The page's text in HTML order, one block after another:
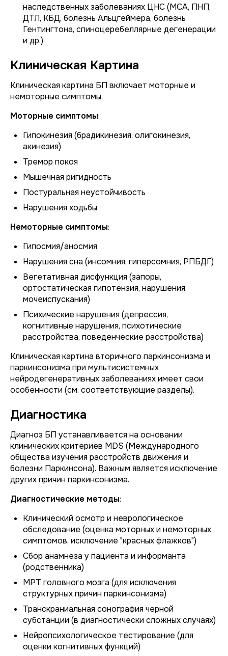
наследственных заболеваниях ЦНС (МСА, ПНП,
ДТЛ, КБД, болезнь Альцгеймера, болезнь
Гентингтона, спиноцеребеллярные дегенерации
и др.)
Клиническая Картина
Клиническая картина БП включает моторные и
немоторные симптомы.
Моторные симптомы:
Гипокинезия (брадикинезия, олигокинезия,
акинезия)
Тремор покоя
Мышечная ригидность
Постуральная неустойчивость
Нарушения ходьбы
Немоторные симптомы:
Гипосмия/аносмия
Нарушения сна (инсомния, гиперсомния, РПБДГ)
Вегетативная дисфункция (запоры,
ортостатическая гипотензия, нарушения
мочеиспускания)
Психические нарушения (депрессия,
когнитивные нарушения, психотические
расстройства, поведенческие расстройства)
Клиническая картина вторичного паркинсонизма и
паркинсонизма при мультисистемных
нейродегенеративных заболеваниях имеет свои
особенности (см. соответствующие разделы).
Диагностика
Диагноз БП устанавливается на основании
клинических критериев MDS (Международного
общества изучения расстройств движения и
болезни Паркинсона). Важным является исключение
других причин паркинсонизма.
Диагностические методы:
Клинический осмотр и неврологическое
обследование (оценка моторных и немоторных
симптомов, исключение "красных флажков")
Сбор анамнеза у пациента и информанта
(родственника)
МРТ головного мозга (для исключения
структурных причин паркинсонизма)
Транскраниальная сонография черной
субстанции (в диагностически сложных случаях)
Нейропсихологическое тестирование (для
оценки когнитивных функций)